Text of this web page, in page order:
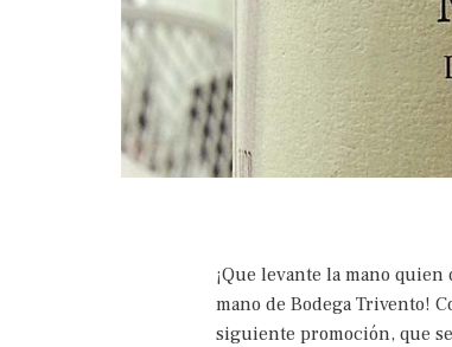
¡Que levante la mano
mano de Bodega Trivento!
siguiente promoción, que